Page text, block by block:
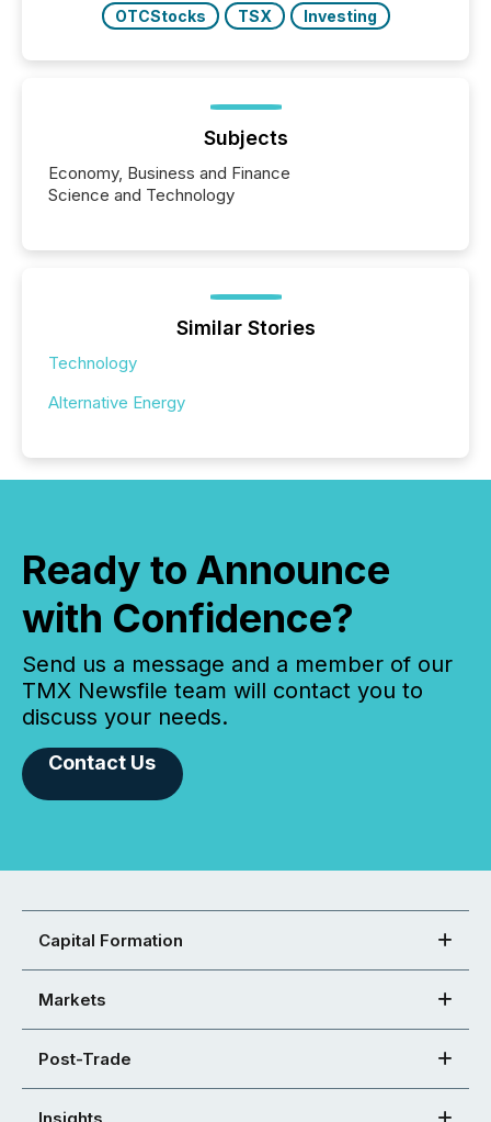
OTCStocks
TSX Investing
Subjects
Economy, Business and Finance
Science and Technology
Similar Stories
Technology
Alternative Energy
Ready to Announce
with Confidence?
Send us a message and a member of our
TMX Newsfile team will contact you to
discuss your needs.
Contact Us
Capital Formation
Markets
Post-Trade
Insights